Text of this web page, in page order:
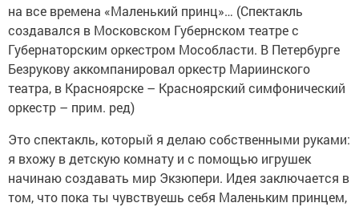
на все времена «Маленький принц»… (Спектакль
создавался в Московском Губернском театре с
Губернаторским оркестром Мособласти. В Петербурге
Безрукову аккомпанировал оркестр Мариинского
театра, в Красноярске – Красноярский симфонический
оркестр – прим. ред)
Это спектакль, который я делаю собственными руками:
я вхожу в детскую комнату и с помощью игрушек
начинаю создавать мир Экзюпери. Идея заключается в
том, что пока ты чувствуешь себя Маленьким принцем,